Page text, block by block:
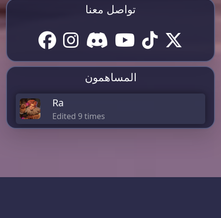
تواصل معنا
المساهمون
Ra
Edited 9 times